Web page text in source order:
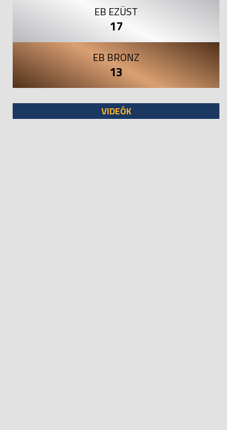
EB EZÜST
17
EB BRONZ
13
VIDEÓK